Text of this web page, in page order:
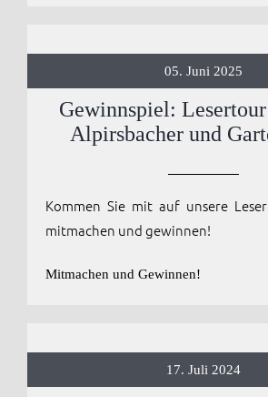
05. Juni 2025
Gewinnspiel:
Alpirsbacher und
Kommen Sie mit auf unsere
mitmachen und gewinnen!
Mitmachen und Gewinnen!
17. Juli 2024